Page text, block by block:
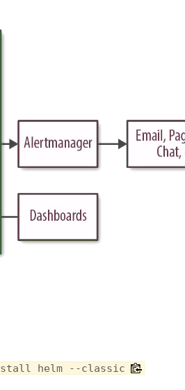
helm --classic